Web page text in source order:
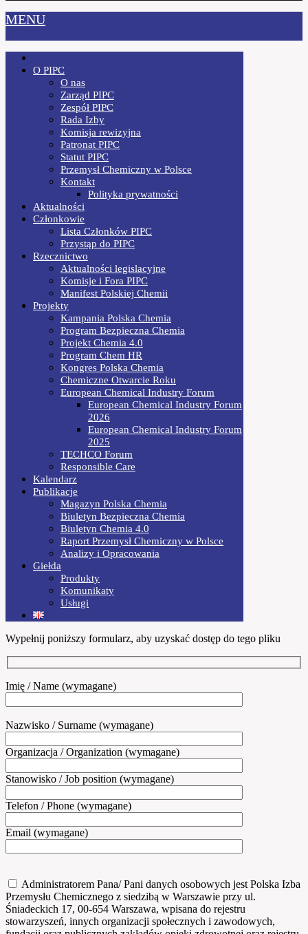
MENU
O PIPC
O nas
Zarząd PIPC
Zespół PIPC
Rada Izby
Komisja rewizyjna
Patronat PIPC
Statut PIPC
Przemysł Chemiczny w Polsce
Kontakt
Polityka prywatności
Aktualności
Członkowie
Lista Członków PIPC
Przystąp do PIPC
Rzecznictwo
Aktualności legislacyjne
Komisje i Fora PIPC
Manifest Polskiej Chemii
Projekty
Kampania Polska Chemia
Program Bezpieczna Chemia
Projekt Chemia 4.0
Program Chem HR
Kongres Polska Chemia
Chemiczne Otwarcie Roku
European Chemical Industry Forum
European Chemical Industry Forum
2026
European Chemical Industry Forum
2025
TECHCO Forum
Responsible Care
Kalendarz
Publikacje
Magazyn Polska Chemia
Biuletyn Bezpieczna Chemia
Biuletyn Chemia 4.0
Raport Przemysł Chemiczny w Polsce
Analizy i Opracowania
Giełda
Produkty
Komunikaty
Usługi
Wypełnij poniższy formularz, aby uzyskać dostęp do tego pliku
Imię / Name (wymagane)
Nazwisko / Surname (wymagane)
Organizacja / Organization (wymagane)
Stanowisko / Job position (wymagane)
Telefon / Phone (wymagane)
Email (wymagane)
Administratorem Pana/ Pani danych osobowych jest Polska Izba
Przemysłu Chemicznego z siedzibą w Warszawie przy ul.
Śniadeckich 17, 00-654 Warszawa, wpisana do rejestru
stowarzyszeń, innych organizacji społecznych i zawodowych,